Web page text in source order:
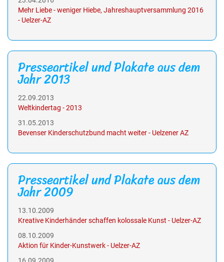
Mehr Liebe - weniger Hiebe, Jahreshauptversammlung 2016
- Uelzer-AZ
Presseartikel und Plakate aus dem
Jahr 2013
22.09.2013
Weltkindertag - 2013
31.05.2013
Bevenser Kinderschutzbund macht weiter - Uelzener AZ
Presseartikel und Plakate aus dem
Jahr 2009
13.10.2009
Kreative Kinderhänder schaffen kolossale Kunst - Uelzer-AZ
08.10.2009
Aktion für Kinder-Kunstwerk - Uelzer-AZ